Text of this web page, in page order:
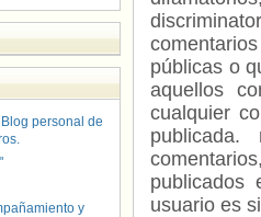
públicas o
aquellos
cualquier
usuario es
personal de
y